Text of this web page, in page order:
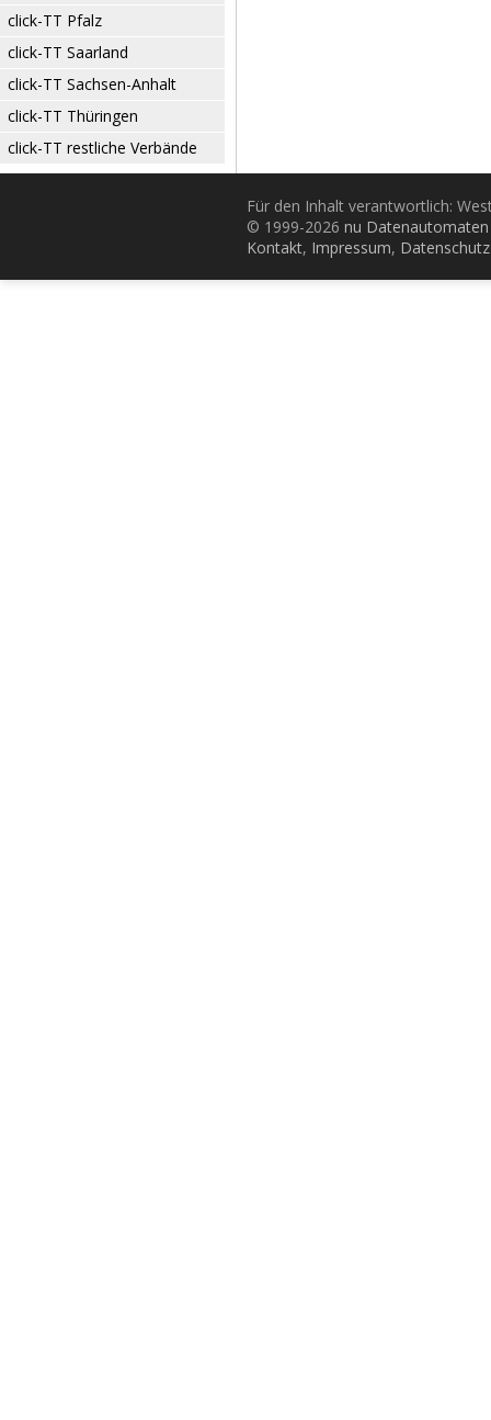
click-TT Pfalz
click-TT Saarland
click-TT Sachsen-Anhalt
click-TT Thüringen
click-TT restliche Verbände
Für den Inhalt verantwortlich:
© 1999-2026 nu
Kontakt, Impressum, Datenschutz